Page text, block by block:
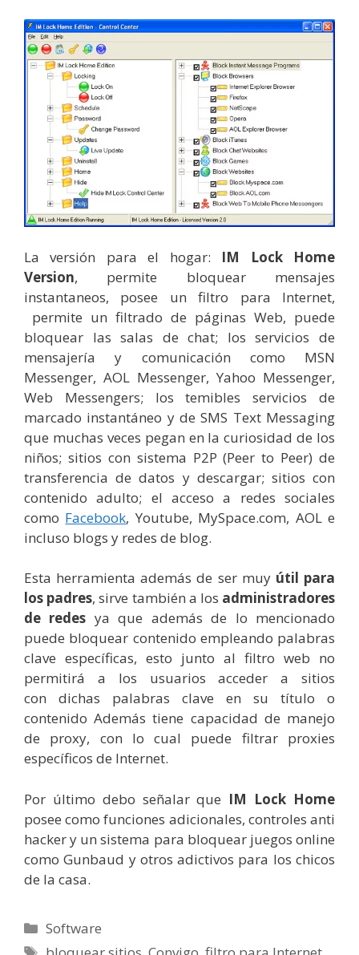
La versión para el hogar: IM Lock Home
Version, permite bloquear mensajes
instantaneos, posee un filtro para Internet,
permite un filtrado de páginas Web, puede
bloquear las salas de chat; los servicios de
mensajería y comunicación como MSN
Messenger, AOL Messenger, Yahoo Messenger,
Web Messengers; los temibles servicios de
marcado instantáneo y de SMS Text Messaging
que muchas veces pegan en la curiosidad de los
niños; sitios con sistema P2P (Peer to Peer) de
transferencia de datos y descargar; sitios con
contenido adulto; el acceso a redes sociales
como Facebook, Youtube, MySpace.com, AOL e
incluso blogs y redes de blog.
Esta herramienta además de ser muy útil para
los padres, sirve también a los administradores
de redes ya que además de lo mencionado
puede bloquear contenido empleando palabras
clave específicas, esto junto al filtro web no
permitirá a los usuarios acceder a sitios
con dichas palabras clave en su título o
contenido Además tiene capacidad de manejo
de proxy, con lo cual puede filtrar proxies
específicos de Internet.
Por último debo señalar que IM Lock Home
posee como funciones adicionales, controles anti
hacker y un sistema para bloquear juegos online
como Gunbaud y otros adictivos para los chicos
de la casa.
Categorías
Software
Etiquetas